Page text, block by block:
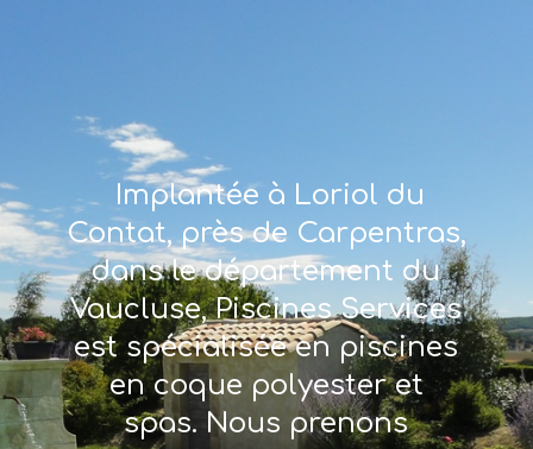
Implantée à Loriol du
Contat, près de Carpentras,
dans le département du
Vaucluse, Piscines Services
est spécialisée en piscines
en coque polyester et
spas. Nous prenons